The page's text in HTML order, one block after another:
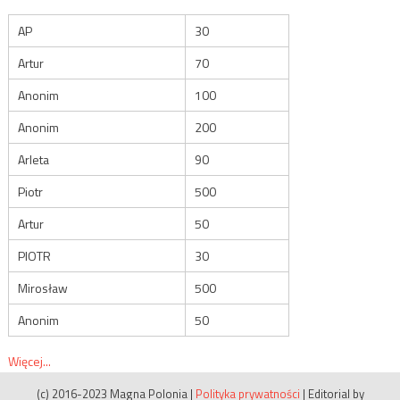
AP
30
Artur
70
Anonim
100
Anonim
200
Arleta
90
Piotr
500
Artur
50
PIOTR
30
Mirosław
500
Anonim
50
Więcej...
(c) 2016-2023 Magna Polonia | Polityka prywatności | Editorial by